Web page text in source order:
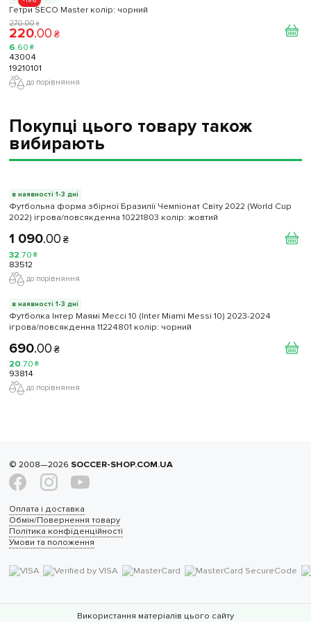
Гетри SECO Master колір: чорний
270.00 ₴
220.00 ₴
6.60 ₴
43004
19210101
до порівняння
Покупці цього товару також
вибирають
в наявності 1-3 дні
Футбольна форма збірної Бразилії Чемпіонат Світу 2022 (World Cup
2022) ігрова/повсякденна 10221803 колiр: жовтий
1 090.00 ₴
32.70 ₴
83512
до порівняння
в наявності 1-3 дні
Футболка Інтер Маямі Мессі 10 (Inter Miami Messi 10) 2023-2024
ігрова/повсякденна 11224801 колiр: чорний
690.00 ₴
20.70 ₴
93814
до порівняння
© 2008—2026 SOCCER-SHOP.COM.UA
Оплата і доставка
Обмін/Повернення товару
Політика конфіденційності
Умови та положення
Використання матеріалів цього сайту